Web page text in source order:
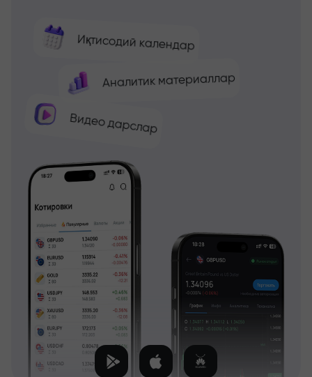
Иқтисодий календар
Аналитик материаллар
Видео дарслар